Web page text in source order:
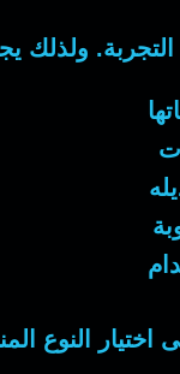
ولذلك
النوع